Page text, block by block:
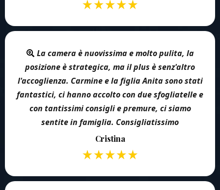
La camera è nuovissima e molto pulita, la
posizione è strategica, ma il plus è senz'altro
l'accoglienza. Carmine e la figlia Anita sono stati
fantastici, ci hanno accolto con due sfogliatelle e
con tantissimi consigli e premure, ci siamo
sentite in famiglia. Consigliatissimo
Cristina